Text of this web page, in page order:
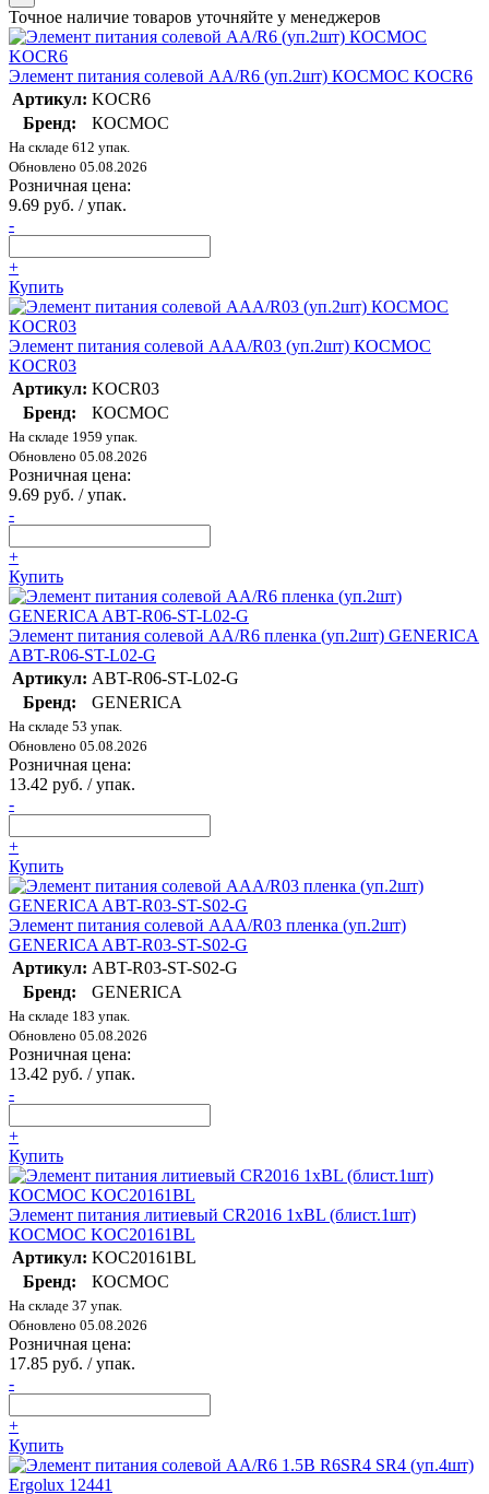
Точное наличие товаров уточняйте у менеджеров
Элемент питания солевой AA/R6 (уп.2шт) КОСМОС KOCR6
Артикул: KOCR6
Бренд:
КОСМОС
На складе 612 упак.
Обновлено 05.08.2026
Розничная цена:
9.69 руб. / упак.
-
+
Купить
Элемент питания солевой AAA/R03 (уп.2шт) КОСМОС
KOCR03
Артикул: KOCR03
Бренд:
КОСМОС
На складе 1959 упак.
Обновлено 05.08.2026
Розничная цена:
9.69 руб. / упак.
-
+
Купить
Элемент питания солевой AA/R6 пленка (уп.2шт) GENERICA
ABT-R06-ST-L02-G
Артикул: ABT-R06-ST-L02-G
Бренд:
GENERICA
На складе 53 упак.
Обновлено 05.08.2026
Розничная цена:
13.42 руб. / упак.
-
+
Купить
Элемент питания солевой AAA/R03 пленка (уп.2шт)
GENERICA ABT-R03-ST-S02-G
Артикул: ABT-R03-ST-S02-G
Бренд:
GENERICA
На складе 183 упак.
Обновлено 05.08.2026
Розничная цена:
13.42 руб. / упак.
-
+
Купить
Элемент питания литиевый CR2016 1хBL (блист.1шт)
КОСМОС KOC20161BL
Артикул: KOC20161BL
Бренд:
КОСМОС
На складе 37 упак.
Обновлено 05.08.2026
Розничная цена:
17.85 руб. / упак.
-
+
Купить